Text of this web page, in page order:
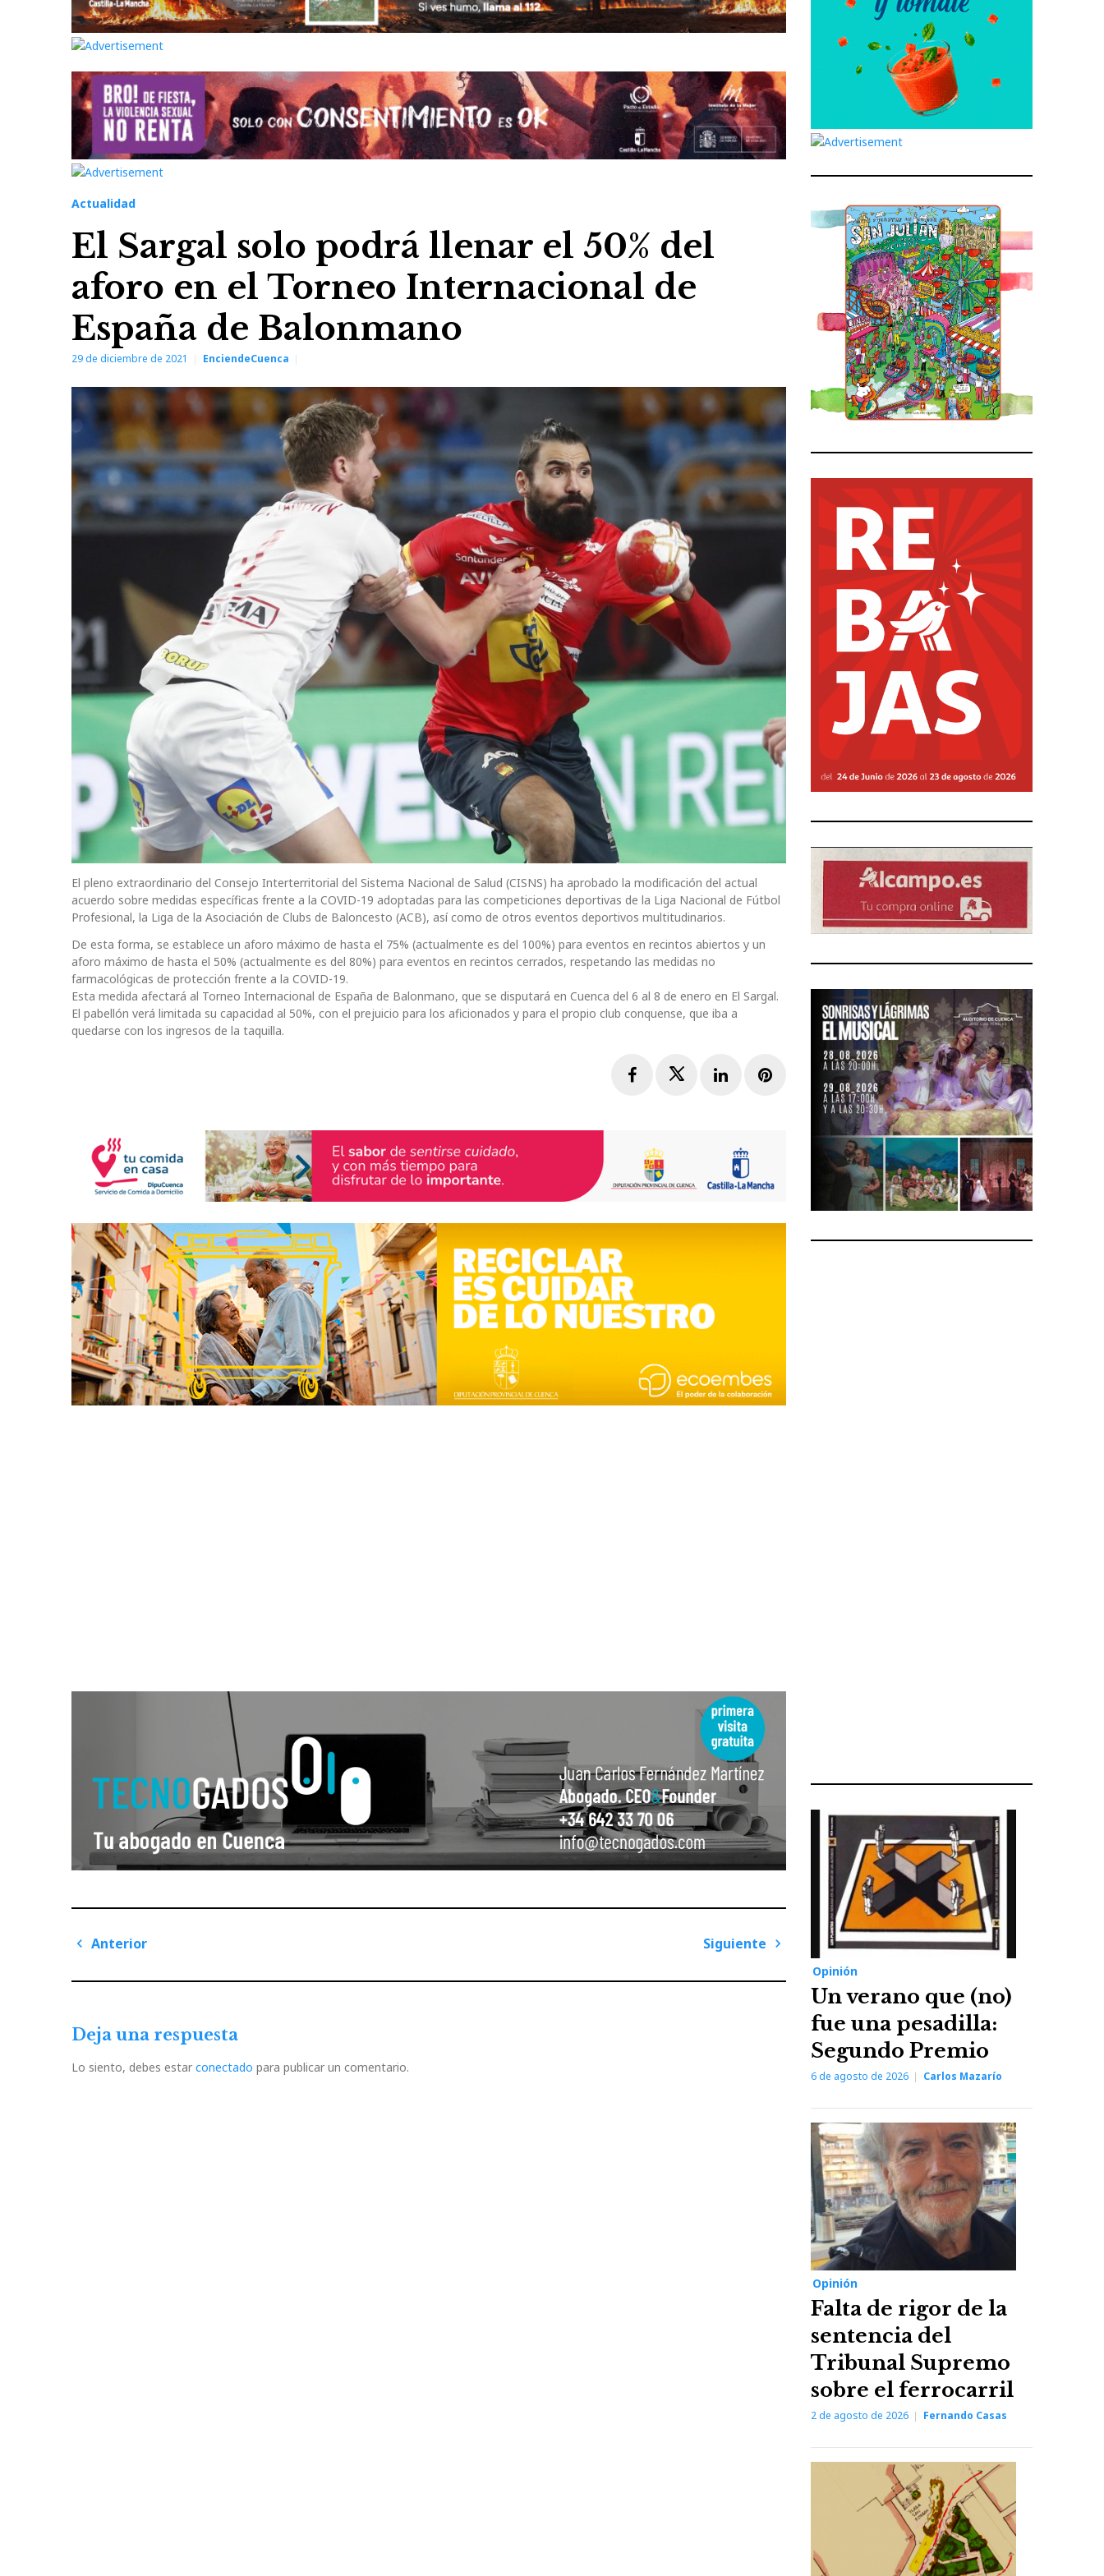
Actualidad
El Sargal solo podrá llenar el 50% del
aforo en el Torneo Internacional de
España de Balonmano
29 de diciembre de 2021 EnciendeCuenca
El pleno extraordinario del Consejo Interterritorial del Sistema Nacional de Salud (CISNS) ha aprobado la modificación del actual
acuerdo sobre medidas específicas frente a la COVID-19 adoptadas para las competiciones deportivas de la Liga Nacional de Fútbol
Profesional, la Liga de la Asociación de Clubs de Baloncesto (ACB), así como de otros eventos deportivos multitudinarios.
De esta forma, se establece un aforo máximo de hasta el 75% (actualmente es del 100%) para eventos en recintos abiertos y un
aforo máximo de hasta el 50% (actualmente es del 80%) para eventos en recintos cerrados, respetando las medidas no
farmacológicas de protección frente a la COVID-19.
Esta medida afectará al Torneo Internacional de España de Balonmano, que se disputará en Cuenca del 6 al 8 de enero en El Sargal.
El pabellón verá limitada su capacidad al 50%, con el prejuicio para los aficionados y para el propio club conquense, que iba a
quedarse con los ingresos de la taquilla.
FacebookTwitterLinkedInPinterest
Navegación
de
Anterior
Siguiente
Deja una respuesta
Lo siento, debes estar conectado para publicar un comentario.
Opinión
Un verano que (no)
fue una pesadilla:
Segundo Premio
6 de agosto de 2026 Carlos Mazarío
Opinión
Falta de rigor de la
sentencia del
Tribunal Supremo
sobre el ferrocarril
2 de agosto de 2026 Fernando Casas